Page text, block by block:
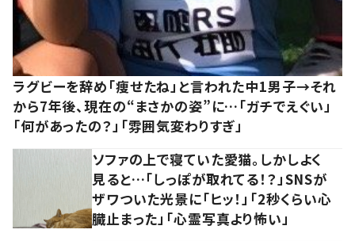
ラグビーを辞め「痩せたね」と言われた中1男子→それ
から7年後、現在の“まさかの姿”に…「ガチでえぐい」
「何があったの？」「雰囲気変わりすぎ」
ソファの上で寝ていた愛猫。しかしよく
見ると…「しっぽが取れてる！？」SNSが
ザワついた光景に「ヒッ！」「2秒くらい心
臓止まった」「心霊写真より怖い」